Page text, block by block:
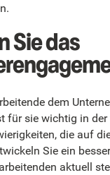
Sie das
dem
für sie wichtig in
die auf
Sie ein
aktuell